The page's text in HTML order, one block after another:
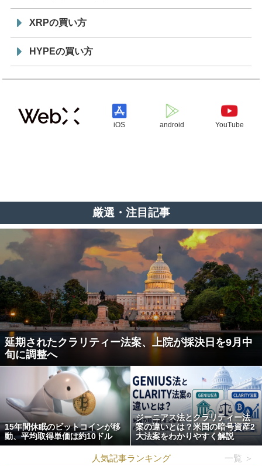
XRPの買い方
HYPEの買い方
iOS android YouTube
厳選・注目記事
延期されたクラリティー法案、上院が採決日を9月中
旬に調整へ
15年間休眠のビットコインが移
動、平均取得単価は約10ドル
ジーニアス法とクラリティー法
案の違いとは？米国の暗号資産2
大法案をわかりやすく解説
人気記事ランキング 一覧 ＞